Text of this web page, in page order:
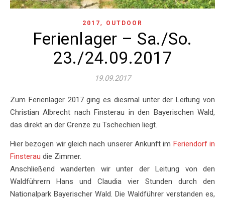
2017, OUTDOOR
Ferienlager – Sa./So.
23./24.09.2017
19.09.2017
Zum Ferienlager 2017 ging es diesmal unter der Leitung von
Christian Albrecht nach Finsterau in den Bayerischen Wald,
das direkt an der Grenze zu Tschechien liegt.
Hier bezogen wir gleich nach unserer Ankunft im Feriendorf in
Finsterau die Zimmer.
Anschließend wanderten wir unter der Leitung von den
Waldführern Hans und Claudia vier Stunden durch den
Nationalpark Bayerischer Wald. Die Waldführer verstanden es,